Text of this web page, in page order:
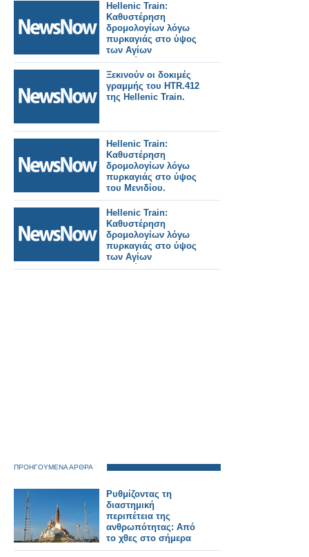
Hellenic Train:
Καθυστέρηση
δρομολογίων λόγω
πυρκαγιάς στο ύψος
των Αγίων
Αναργύρων.
Ξεκινούν οι δοκιμές
γραμμής του HTR.412
της Hellenic Train.
Hellenic Train:
Καθυστέρηση
δρομολογίων λόγω
πυρκαγιάς στο ύψος
του Μενιδίου.
Hellenic Train:
Καθυστέρηση
δρομολογίων λόγω
πυρκαγιάς στο ύψος
των Αγίων
Αναργύρων.
ΠΡΟΗΓΟΥΜΕΝΑ ΑΡΘΡΑ
Ρυθμίζοντας τη
διαστημική
περιπέτεια της
ανθρωπότητας: Από
το χθες στο σήμερα